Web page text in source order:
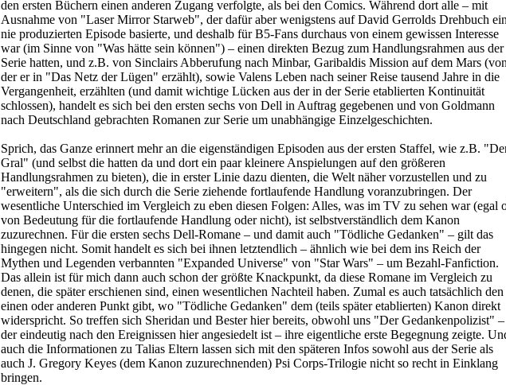
den ersten Büchern einen anderen Zugang verfolgte, als bei den Comics. Während dort alle – mit
Ausnahme von "Laser Mirror Starweb", der dafür aber wenigstens auf David Gerrolds Drehbuch
nie produzierten Episode basierte, und deshalb für B5-Fans durchaus von einem gewissen Interesse
war (im Sinne von "Was hätte sein können") – einen direkten Bezug zum Handlungsrahmen aus der
Serie hatten, und z.B. von Sinclairs Abberufung nach Minbar, Garibaldis Mission auf dem Mars (von
der er in "Das Netz der Lügen" erzählt), sowie Valens Leben nach seiner Reise tausend Jahre in die
Vergangenheit, erzählten (und damit wichtige Lücken aus der in der Serie etablierten Kontinuität
schlossen), handelt es sich bei den ersten sechs von Dell in Auftrag gegebenen und von Goldmann
nach Deutschland gebrachten Romanen zur Serie um unabhängige Einzelgeschichten.
Sprich, das Ganze erinnert mehr an die eigenständigen Episoden aus der ersten Staffel, wie z.B.
Gral" (und selbst die hatten da und dort ein paar kleinere Anspielungen auf den größeren
Handlungsrahmen zu bieten), die in erster Linie dazu dienten, die Welt näher vorzustellen und zu
"erweitern", als die sich durch die Serie ziehende fortlaufende Handlung voranzubringen. Der
wesentliche Unterschied im Vergleich zu eben diesen Folgen: Alles, was im TV zu sehen war (egal
von Bedeutung für die fortlaufende Handlung oder nicht), ist selbstverständlich dem Kanon
zuzurechnen. Für die ersten sechs Dell-Romane – und damit auch "Tödliche Gedanken" – gilt das
hingegen nicht. Somit handelt es sich bei ihnen letztendlich – ähnlich wie bei dem ins Reich der
Mythen und Legenden verbannten "Expanded Universe" von "Star Wars" – um Bezahl-Fanfiction.
Das allein ist für mich dann auch schon der größte Knackpunkt, da diese Romane im Vergleich zu
denen, die später erschienen sind, einen wesentlichen Nachteil haben. Zumal es auch tatsächlich den
einen oder anderen Punkt gibt, wo "Tödliche Gedanken" dem (teils später etablierten) Kanon direkt
widerspricht. So treffen sich Sheridan und Bester hier bereits, obwohl uns "Der Gedankenpolizist" –
der eindeutig nach den Ereignissen hier angesiedelt ist – ihre eigentliche erste Begegnung zeigte.
auch die Informationen zu Talias Eltern lassen sich mit den späteren Infos sowohl aus der Serie als
auch J. Gregory Keyes (dem Kanon zuzurechnenden) Psi Corps-Trilogie nicht so recht in Einklang
bringen.